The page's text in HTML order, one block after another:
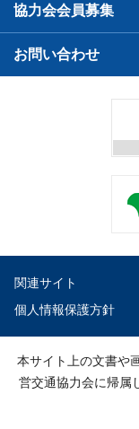
協力会会員募集
お問い合わせ
関連サイト
個人情報保護方針
本サイト上の文書や
営交通協力会に帰属